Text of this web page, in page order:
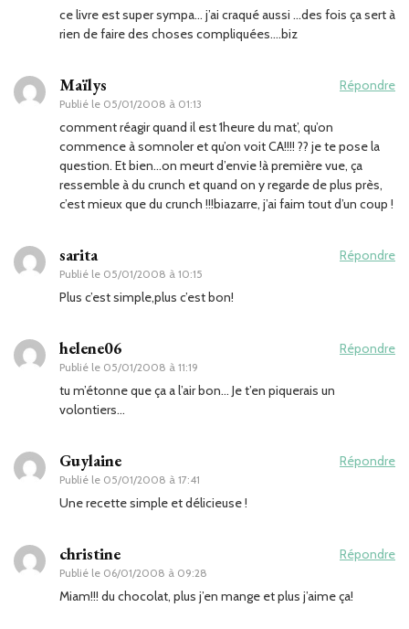
ce livre est super sympa… j’ai craqué aussi …des fois ça sert à
rien de faire des choses compliquées….biz
Maïlys
Publié le 05/01/2008 à 01:13
Répondre
comment réagir quand il est 1heure du mat’, qu’on
commence à somnoler et qu’on voit CA!!!! ?? je te pose la
question. Et bien…on meurt d’envie !à première vue, ça
ressemble à du crunch et quand on y regarde de plus près,
c’est mieux que du crunch !!!biazarre, j’ai faim tout d’un coup !
sarita
Publié le 05/01/2008 à 10:15
Répondre
Plus c’est simple,plus c’est bon!
helene06
Publié le 05/01/2008 à 11:19
Répondre
tu m’étonne que ça a l’air bon… Je t’en piquerais un
volontiers…
Guylaine
Publié le 05/01/2008 à 17:41
Répondre
Une recette simple et délicieuse !
christine
Publié le 06/01/2008 à 09:28
Répondre
Miam!!! du chocolat, plus j’en mange et plus j’aime ça!